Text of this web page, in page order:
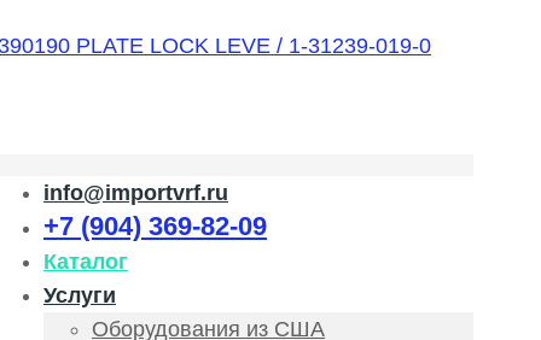
info@importvrf.ru
+7 (904) 369-82-09
Каталог
Услуги
Оборудования из США